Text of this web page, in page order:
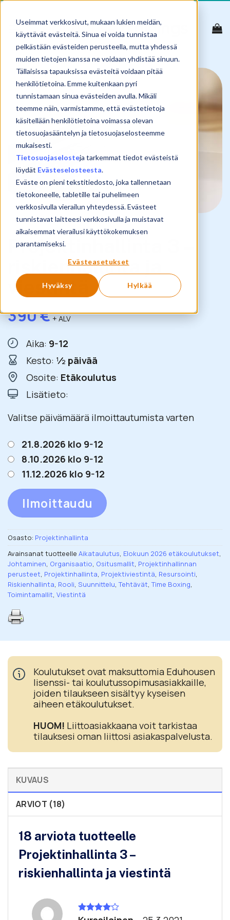
Useimmat verkkosivut, mukaan lukien meidän,
käyttävät evästeitä. Sinua ei voida tunnistaa
pelkästään evästeiden perusteella, mutta yhdessä
muiden tietojen kanssa ne voidaan yhdistää sinuun.
Tällaisissa tapauksissa evästeitä voidaan pitää
henkilötietoina. Emme kuitenkaan pyri
tunnistamaan sinua evästeiden avulla. Mikäli
teemme näin, varmistamme, että evästetietoja
käsitellään henkilötietoina voimassa olevan
tietosuojasääntelyn ja tietosuojaselosteemme
mukaisesti.
Tietosuojaselosteja tarkemmat tiedot evästeistä
löydät Evästeselosteesta.
Eväste on pieni tekstitiedosto, joka tallennetaan
tietokoneelle, tabletille tai puhelimeen
verkkosivulla vierailun yhteydessä. Evästeet
tunnistavat laitteesi verkkosivulla ja muistavat
aikaisemmat vierailusi käyttökokemuksen
parantamiseksi.
Evästeasetukset
Hyväksy Hylkää
Skip
content
Projektinhallinta 3 –
riskienhallinta ja
viestintä
390€ + ALV
Aika: 9-12
Kesto: ½ päivää
Osoite: Etäkoulutus
Lisätieto:
Valitse päivämäärä ilmoittautumista varten
21.8.2026 klo 9-12
8.10.2026 klo 9-12
11.12.2026 klo 9-12
Ilmoittaudu
Osasto: Projektinhallinta
Avainsanat tuotteelle Aikataulutus, Elokuun 2026 etäkoulutukset,
Johtaminen, Organisaatio, Ositusmallit, Projektinhallinnan
perusteet, Projektinhallinta, Projektiviestintä, Resursointi,
Riskienhallinta, Rooli, Suunnittelu,Tehtävät,Time Boxing,
Toimintamallit, Viestintä
Koulutukset ovat maksuttomia Eduhousen
lisenssi- tai koulutussopimusasiakkaille,
joiden tilaukseen sisältyy kyseisen
aiheen etäkoulutukset.
HUOM! Liittoasiakkaana voit tarkistaa
tilauksesi oman liittosi asiakaspalvelusta.
KUVAUS
ARVIOT (18)
18 arviota tuotteelle
Projektinhallinta 3 –
riskienhallinta ja viestintä